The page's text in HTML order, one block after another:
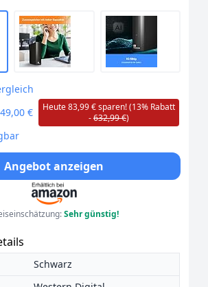
€
Heute 83,99 € sparen! (13% Rabatt
-632,99 €)
Angebot anzeigen
Sehr günstig!
Schwarz